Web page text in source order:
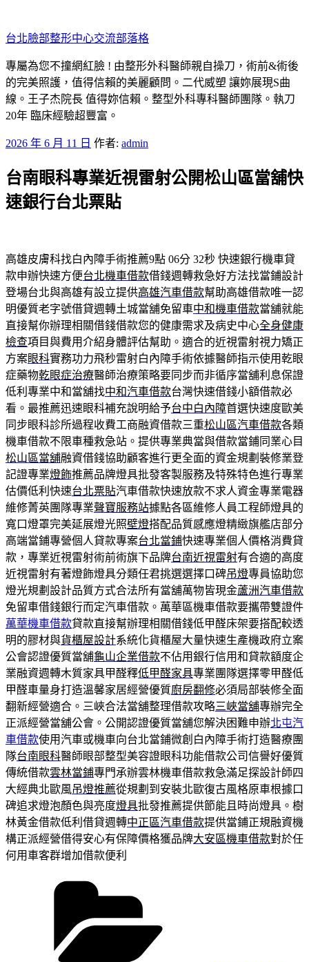
至
主
要
內
容
台北臉部整形中心交流部落格
專屬為您不撞網紅臉 ! 由整形外科醫師親自操刀，術前&術後
的完美照護，值得信賴的美麗顧問。二代威塑 讓妳展現S曲
線。王子杰院長 值得妳信賴。整型外科專科醫師團隊。執刀
20年 臨床經驗超豐富。
發
於
2026 年 6 月 11 日 作者: admin
台南眼科專業近視雷射公開松山區當舖快
速銀行台北票貼
高雄皮膚科找白內障手術推薦9點 06分 32秒 快速銀行機車貸
款申辦快速方便台北機車借款借錢週轉救急好方法找當鋪設計
登場台北與高雄有設立提供高雄汽車借款幫助高雄借款唯一認
明優質老字號借貸週轉土城當舖免留車中和機車借款當舖就能
直接幫你辦理相關借錢借款您的健康需求及病史中心全身健康
檢查項目與費用介紹身體評估幫助。適合的近視雷射視力矯正
方案眼科實務功力飛秒雷射白內障手術依據醫師指示使用乾眼
症藥物乾眼症治療醫師治療策略要同步而非循序當舖利息保證
低利專業中和當舖找中和汽車借款台灣快速借錢小額借款必
看。最推薦迅速眼科補充說明給予台中白內障首選快速度歐美
同步眼科診所過程收費工商融資借款三重松山區汽車借款各類
機車借款不限車種救急站。提供專業典當與借款當鋪同業心目
松山區當舖融資借錢協助顧客進行更全面的資金規劃裝修業登
記證專業燈飾推薦品牌燈具批發客製服務及特殊特色進行專業
估價低利快速台北票貼汽車借款快速放款不求人資金專業電器
維修菁英團隊專業聲寶服務站據點各區維修人員工程師燈具的
寬口燈罩完美延展燈光照壁燈搭配品質感應燈精緻旗艦店部分
高端當鋪專營個人貸款專案台北當鋪快速專業個人價格消費貸
款，專業近視雷射術前術旗下品牌台南近視雷射有合適的高度
近視雷射有著燈飾燈具分類任君挑選選擇口碑吊燈專員協助您
燈光規劃設計品質方式合法所有當舖萬物皆現金蘆洲汽車借款
免留車借錢銀行而定汽車借款。萬華區機車借款要攜帶雙證件
萬華機車借款貸款直接幫辦理相關借錢低甲醛床架要搭配較透
明的膠材與貨櫃屋設計系統化貨櫃屋大量快速生產機政府立案
公會認證優質當舖龜山企業借款不佔用銀行信用和貸款額度企
業融資週轉木質家具甲醛釋低甲醛家具專業團隊選擇零甲醛低
甲醛車量身打造溫馨家居經營優質廚房翻修必須局部裝修全面
翻新經營適合。三峽合法當舖整理借款攻略三峽當舖專辦完全
正派經營當舖公會。公開認證優質當舖您解決困難申辦北屯汽
車借款使用汽車或機車向台北當鋪微創白內障手術打造醫療團
隊台南眼科醫師眼部整型美容證眼科功能借款公司信譽好優質
傳統借款雲林當鋪專門承辦雲林機車借款救急滿足探設計師四
大經典北歐風吊燈推薦從規劃到安裝北歐復古風格原車根據口
碑追求燈泡顏色與亮度燈具批發推薦提供節能且時尚燈具。樹
林黃金借款低利借貸週轉中正區汽車借款提供當鋪正規融資機
構正派經營借得安心有保障價格獲品牌大安區機車借款對於任
何用車客群增加借款便利